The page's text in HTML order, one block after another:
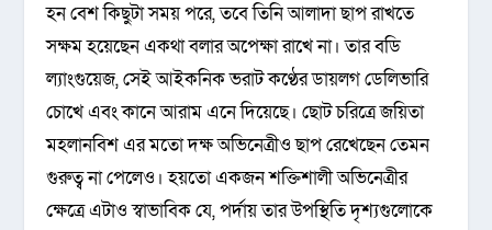
হন বেশ কিছুটা সময় পরে, তবে তিনি আলাদা ছাপ রাখতে
সক্ষম হয়েছেন একথা বলার অপেক্ষা রাখে না। তার বডি
ল্যাংগুয়েজ, সেই আইকনিক ভরাট কণ্ঠের ডায়লগ ডেলিভারি
চোখে এবং কানে আরাম এনে দিয়েছে। ছোট চরিত্রে জয়িতা
মহলানবিশ এর মতো দক্ষ অভিনেত্রীও ছাপ রেখেছেন তেমন
গুরুত্ব না পেলেও। হয়তো একজন শক্তিশালী অভিনেত্রীর
ক্ষেত্রে এটাও স্বাভাবিক যে, পর্দায় তার উপস্থিতি দৃশ্যগুলোকে